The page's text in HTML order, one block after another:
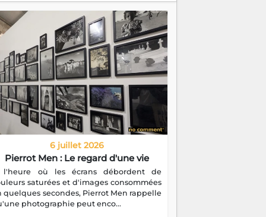
6 juillet 2026
Pierrot Men : Le regard d'une vie
l'heure où les écrans débordent de
saturées et d'images consommées
quelques secondes, Pierrot Men rappelle
photographie peut enco...